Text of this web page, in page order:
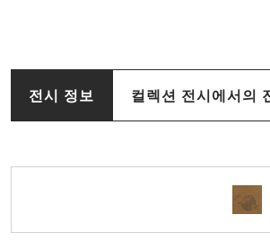
전시 정보 컬렉션 전시에서의